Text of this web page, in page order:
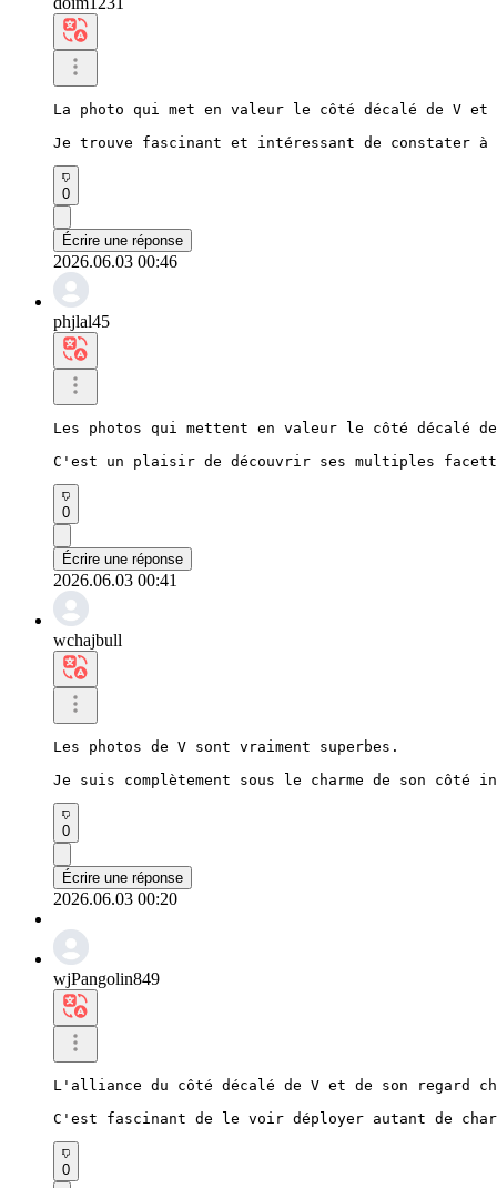
La photo qui met en valeur le côté décalé de V et
Je trouve fascinant et intéressant de constater à
0
Écrire une réponse
2026.06.03 00:46
phjlal45
Les photos qui mettent en valeur le côté décalé
C'est un plaisir de découvrir ses multiples
0
Écrire une réponse
2026.06.03 00:41
wchajbull
Les photos de V sont vraiment superbes.
Je suis complètement sous le charme de son côté
0
Écrire une réponse
2026.06.03 00:20
wjPangolin849
L'alliance du côté décalé de V et de son regard
C'est fascinant de le voir déployer autant de
0